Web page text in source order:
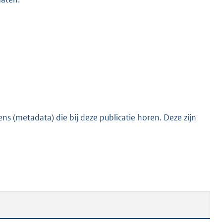
(metadata) die bij deze publicatie horen. Deze zijn